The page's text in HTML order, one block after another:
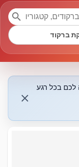
search
ברקוד
לכם בכל רגע
close